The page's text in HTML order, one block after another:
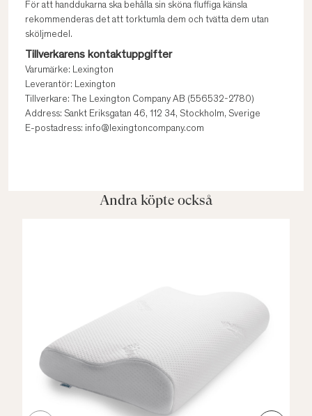
För att handdukarna ska behålla sin sköna fluffiga känsla
rekommenderas det att torktumla dem och tvätta dem utan
sköljmedel.
Tillverkarens kontaktuppgifter
Varumärke: Lexington
Leverantör: Lexington
Tillverkare: The Lexington Company AB (556532-2780)
Address: Sankt Eriksgatan 46, 112 34, Stockholm, Sverige
E-postadress: info@lexingtoncompany.com
Andra köpte också